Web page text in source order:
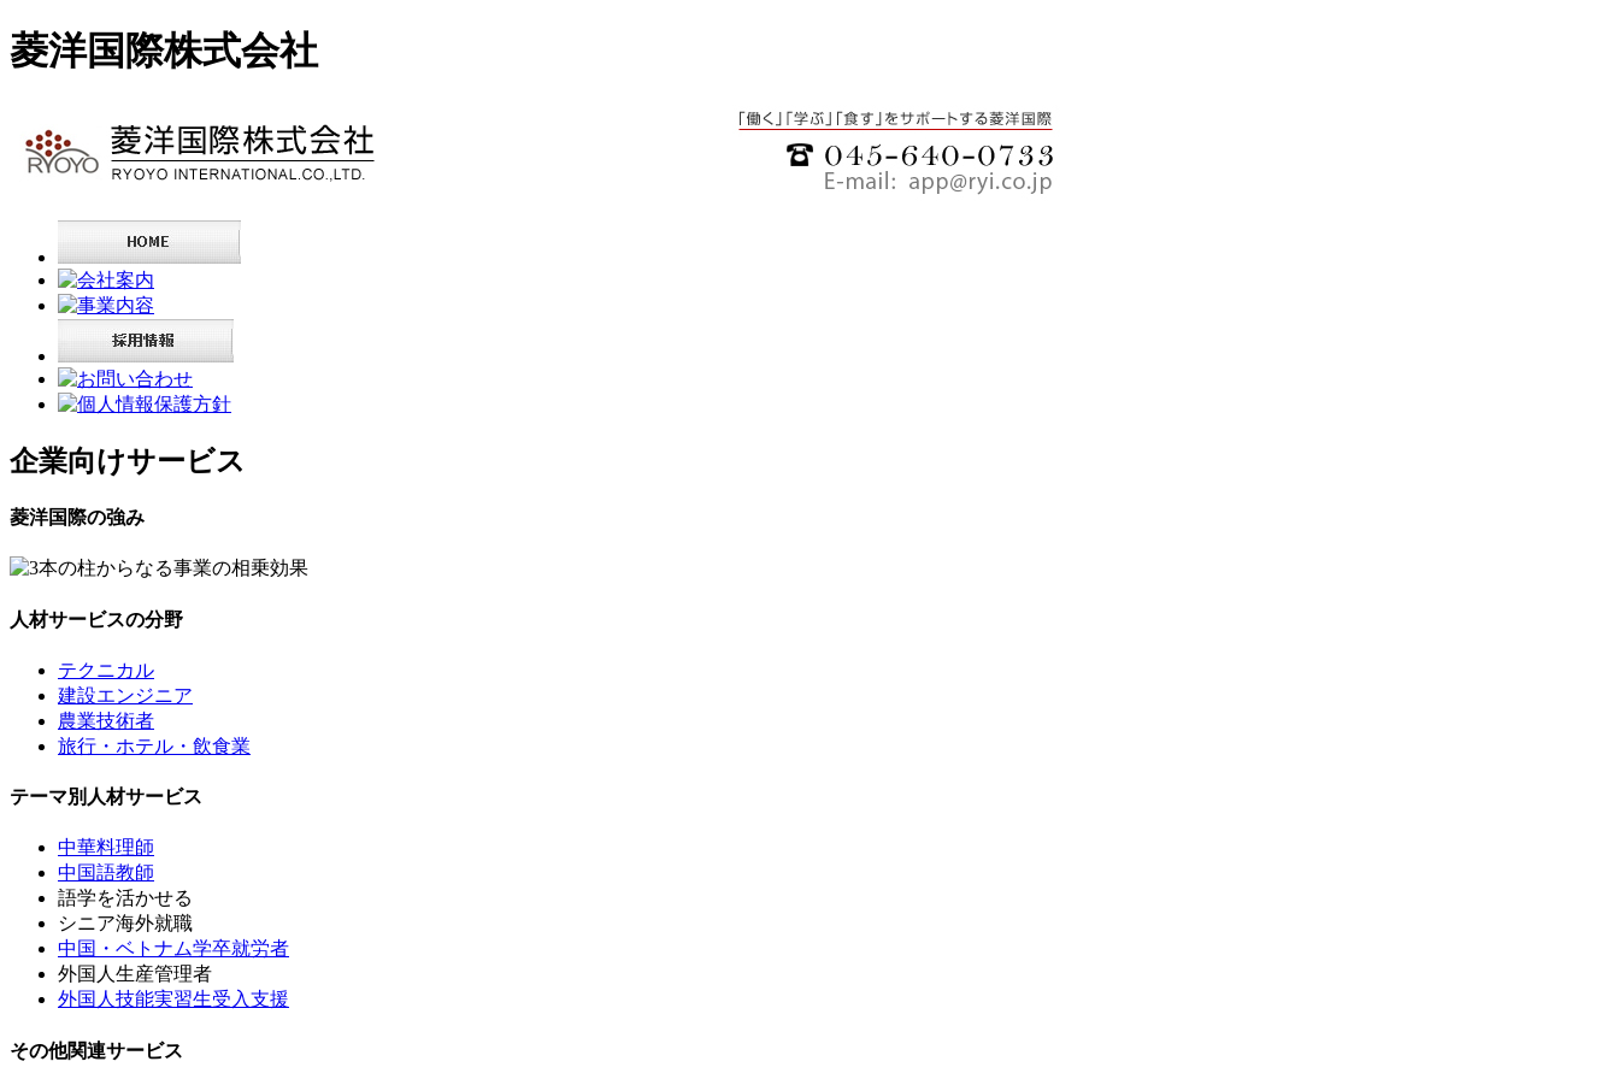
菱洋国際株式会社
企業向けサービス
菱洋国際の強み
人材サービスの分野
テクニカル
建設エンジニア
農業技術者
旅行・ホテル・飲食業
テーマ別人材サービス
中華料理師
中国語教師
語学を活かせる
シニア海外就職
中国・ベトナム学卒就労者
外国人生産管理者
外国人技能実習生受入支援
その他関連サービス